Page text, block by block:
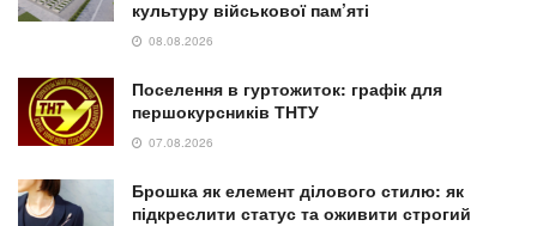
культуру військової пам’яті
08.08.2026
Поселення в гуртожиток: графік для
першокурсників ТНТУ
07.08.2026
Брошка як елемент ділового стилю: як
підкреслити статус та оживити строгий